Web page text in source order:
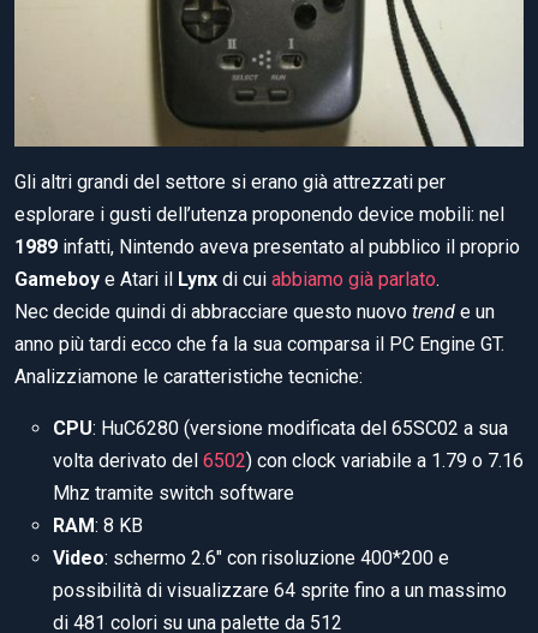
Gli altri grandi del settore si erano già attrezzati per
esplorare i gusti dell’utenza proponendo device mobili: nel
1989 infatti, Nintendo aveva presentato al pubblico il proprio
Gameboy e Atari il Lynx di cui abbiamo già parlato.
Nec decide quindi di abbracciare questo nuovo trend e un
anno più tardi ecco che fa la sua comparsa il PC Engine GT.
Analizziamone le caratteristiche tecniche:
CPU: HuC6280 (versione modificata del 65SC02 a sua
volta derivato del 6502) con clock variabile a 1.79 o 7.16
Mhz tramite switch software
RAM: 8 KB
Video: schermo 2.6″ con risoluzione 400*200 e
possibilità di visualizzare 64 sprite fino a un massimo
di 481 colori su una palette da 512